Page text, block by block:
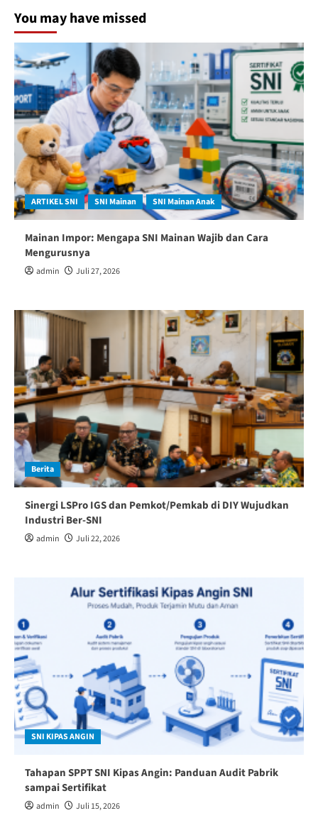
You may have missed
ARTIKEL SNI SNI Mainan SNI Mainan Anak
Mainan Impor: Mengapa SNI Mainan Wajib dan Cara
Mengurusnya
admin Juli 27, 2026
Berita
Sinergi LSPro IGS dan Pemkot/Pemkab di DIY Wujudkan
Industri Ber-SNI
admin Juli 22, 2026
SNI KIPAS ANGIN
Tahapan SPPT SNI Kipas Angin: Panduan Audit Pabrik
sampai Sertifikat
admin Juli 15, 2026